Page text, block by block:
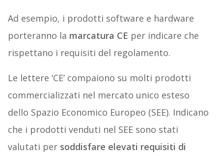
Ad esempio, i prodotti software e hardware
porteranno la marcatura CE per indicare che
rispettano i requisiti del regolamento.
Le lettere ‘CE’ compaiono su molti prodotti
commercializzati nel mercato unico esteso
dello Spazio Economico Europeo (SEE). Indicano
che i prodotti venduti nel SEE sono stati
valutati per soddisfare elevati requisiti di